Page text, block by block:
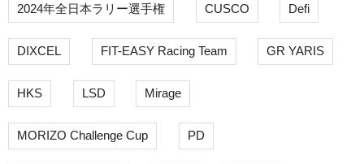
2024年全日本ラリー選手権 CUSCO Defi
DIXCEL FIT-EASY Racing Team GR YARIS
HKS LSD Mirage
MORIZO Challenge Cup PD